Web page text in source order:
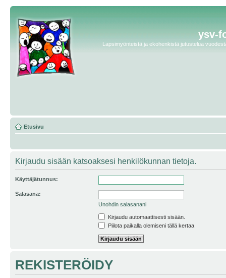
ysv-
Lapsimyönteistä ja ekohenkistä jutustelua
Etusivu
Kirjaudu sisään katsoaksesi henkilökunnan tietoja.
Käyttäjätunnus:
Salasana:
Unohdin salasanani
Kirjaudu automaattisesti sisään.
Piilota paikalla olemiseni tällä kertaa
REKISTERÖIDY